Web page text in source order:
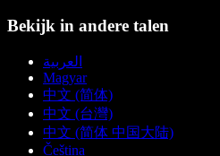
Bekijk in andere talen
العربية
Magyar
中文 (简体)
中文 (台灣)
中文 (简体 中国大陆)
Čeština